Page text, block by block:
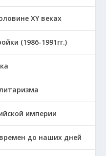
ХҮ веках
(1986-1991гг.)
империи
до наших дней